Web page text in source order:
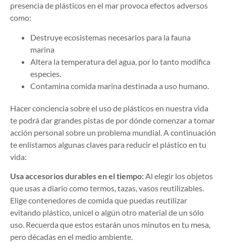
presencia de plásticos en el mar provoca efectos adversos
como:
Destruye ecosistemas necesarios para la fauna
marina
Altera la temperatura del agua, por lo tanto modifica
especies.
Contamina comida marina destinada a uso humano.
Hacer conciencia sobre el uso de plásticos en nuestra vida
te podrá dar grandes pistas de por dónde comenzar a tomar
acción personal sobre un problema mundial. A continuación
te enlistamos algunas claves para reducir el plástico en tu
vida:
Usa accesorios durables en el tiempo:Al elegir los objetos
que usas a diario como termos, tazas, vasos reutilizables.
Elige contenedores de comida que puedas reutilizar
evitando plástico, unicel o algún otro material de un sólo
uso. Recuerda que estos estarán unos minutos en tu mesa,
pero décadas en el medio ambiente.